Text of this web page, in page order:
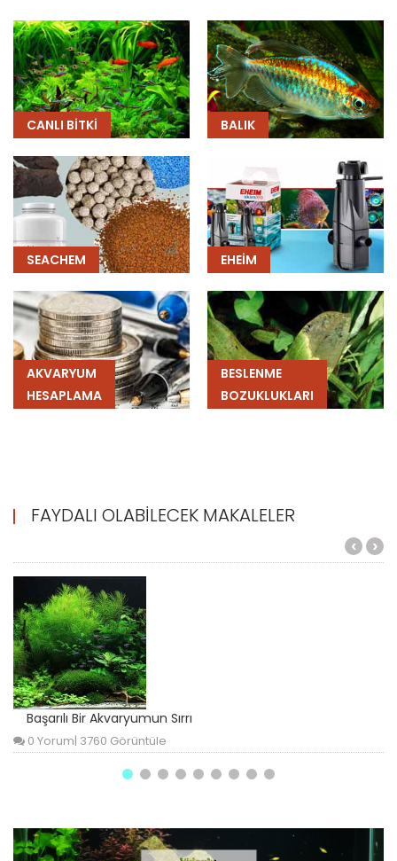
CANLI BITKI BALIK
SEACHEM EHEIM
AKVARYUM
HESAPLAMA
BESLENME
BOZUKLUKLARI
FAYDALI OLABILECEK MAKALELER
‹ ›
Başarılı Bir Akvaryumun Sırrı
0 Yorum| 3760 Görüntüle